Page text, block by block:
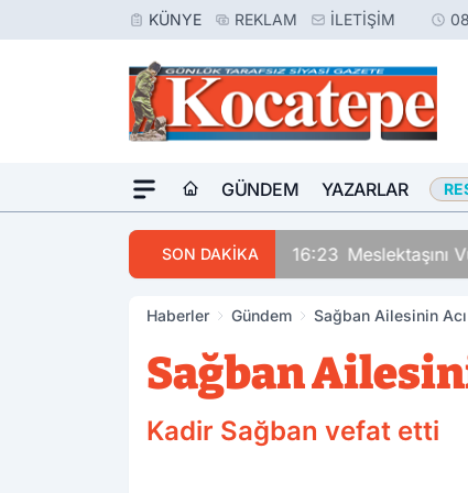
KÜNYE REKLAM İLETIŞIM
GÜNDEM YAZARLAR
SON DAKİKA 16:23 Meslektaşını
Haberler Gündem Sağban Ailesinin
Sağban
Kadir Sağban vefat etti